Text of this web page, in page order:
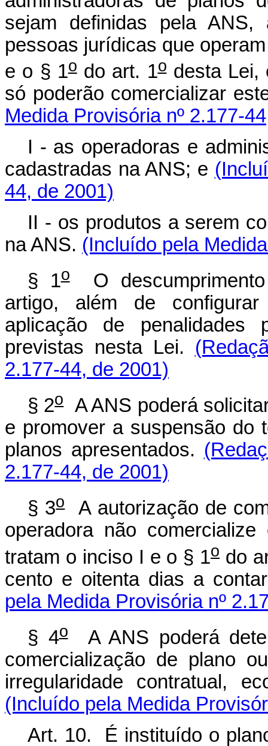
sejam definidas pela
pessoas jurídicas que
e o § 1odo art. 1odesta Lei,
só poderão comercializar
Medida Provisória nº 2.177-
I - as operadoras e
cadastradas na ANS; e
44, de 2001)
II - os produtos a serem
na ANS. (Incluído pela
§ 1oO descumprimento
artigo, além de
aplicação de penalidades
previstas nesta Lei.
2.177-44, de 2001)
§ 2oA ANS poderá
e promover a suspensão do
planos apresentados.
2.177-44, de 2001)
§ 3oA autorização de
operadora não
tratam o inciso I e o § 1odo
cento e oitenta dias a
pela Medida Provisória nº
§ 4oA ANS poderá
comercialização de plano
irregularidade contratual,
(Incluído pela Medida
Art. 10. É instituído o